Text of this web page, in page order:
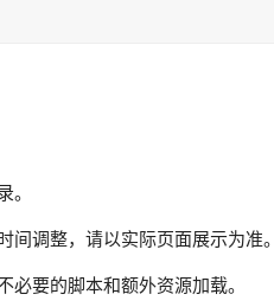
。
调整，请以实际页面展示为准。
要的脚本和额外资源加载。